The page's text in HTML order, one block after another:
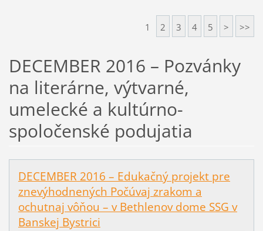
1 2 3 4 5 > >>
DECEMBER 2016 – Pozvánky
na literárne, výtvarné,
umelecké a kultúrno-
spoločenské podujatia
DECEMBER 2016 – Edukačný projekt pre
znevýhodnených Počúvaj zrakom a
ochutnaj vôňou – v Bethlenov dome SSG v
Banskej Bystrici